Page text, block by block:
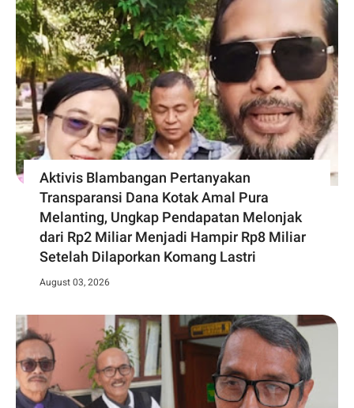
Aktivis Blambangan Pertanyakan
Transparansi Dana Kotak Amal Pura
Melanting, Ungkap Pendapatan Melonjak
dari Rp2 Miliar Menjadi Hampir Rp8 Miliar
Setelah Dilaporkan Komang Lastri
August 03, 2026